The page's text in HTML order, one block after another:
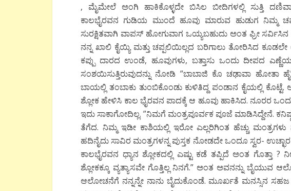
, ಮೈಮೇಲೆ ಅಂಗಿ ಹಾಕಿಕೊಳ್ಳದೇ ಬಿಸಿಲ ಬೀದಿಗಳಲ್ಲಿ ಸುತ್ತಿ
ಕಾಲಭೈರವನ ಗುಡಿಯ ಮುಂದೆ ಹೂವು ಮಾರುವ ಹುಡುಗ ನಿಮ್ಮ
ಸುರಕ್ಷಿತವಾಗಿ ವಾಪಸ್ ಹೋಗುವಾಗ ಒಯ್ಯಬಹುದು ಅಂತ ಫ್ರೀ
ನನ್ನ ಖಾಲಿ ಕೈಯ್ಯಿ ಮತ್ತು ಚಪ್ಪಲಿಯಿಲ್ಲದ ಬರಿಗಾಲು ತೋರಿಸಿದ
ಕಪ್ಪು ದಾರದ ಉಂಡೆ, ಹೂವುಗಳು, ಬತ್ತಾಸು ಒಂದು ದೀಪದ
ಸಂಶಯಿಸುತ್ತಿರುವುದನ್ನು ನೋಡಿ ”ಬಾಬಾಜಿ ಕೊ ಚಢಾವಾ ಹೋತಾ
ಬಾಯಲ್ಲಿ ತಂಬಾಕು ತುಂಬಿಕೊಂಡು ಕುಳಿತಿದ್ದ ಪಂಡಾನ ಕೈಯಲ್ಲಿ
ಶ್ಲೋಕ ಹೇಳಿಸಿ ಕಾಲ ಭೈರವನ ಪಾದಕ್ಕೆ ಆ ಹೂವು ಹಾಕಿಸಿದ. ನೂರರ
ಇದು ಸಾಕಾಗೋದಿಲ್ಲ. ”ನಿಮಗೆ ಮಂತ್ರಪೂರ್ವಕ ಪೂಜೆ ಮಾಡಿಸಿದ್ದೇನೆ.
ತೆಗೆದ. ನಿಮ್ಮ ಇಡೀ ಕಾಶಿಯಲ್ಲಿ ಇರೋ ಎಲ್ಲರಿಗಿಂತ ಹೆಚ್ಚು
ಹದಿನೈದು ಸಾವಿರ ಮಂತ್ರಗಳನ್ನ ಪುಸ್ತಕ ನೋಡದೇ ಒಂದೂ ಸ್ವರ- ಉಚ್ಛಾರ
ಕಾಲಭೈರವನ ಧ್ಯಾನ ಶ್ಲೋಕದಲ್ಲಿ ಎಷ್ಟು ಕಡೆ ತಪ್ಪಿದೆ ಅಂತ ಗೊತ್ತಾ ?
ಶ್ಲೋಕಕ್ಕೂ ವ್ಯತ್ಯಾಸವೇ ಗೊತ್ತಿಲ್ಲ ನಿನಗೆ.” ಅಂತ ಅವನನ್ನು ಬೈಯುವ
ಆಲೋಚನೆಗೆ ನನ್ನನ್ನೇ ನಾನು ಬೈದುಕೊಂಡೆ. ಮೂರ್ಖತೆ ಮನಸ್ಸಿನ ಸಹಜ